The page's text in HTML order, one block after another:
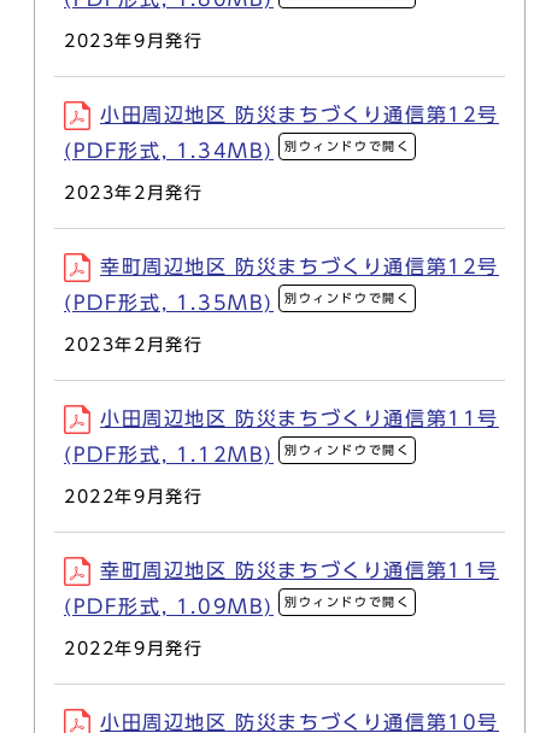
2023年9月発行
小田周辺地区 防災まちづくり通信第12号
(PDF形式, 1.34MB)
別ウィンドウで開く
2023年2月発行
幸町周辺地区 防災まちづくり通信第12号
(PDF形式, 1.35MB)
別ウィンドウで開く
2023年2月発行
小田周辺地区 防災まちづくり通信第11号
(PDF形式, 1.12MB)
別ウィンドウで開く
2022年9月発行
幸町周辺地区 防災まちづくり通信第11号
(PDF形式, 1.09MB)
別ウィンドウで開く
2022年9月発行
小田周辺地区 防災まちづくり通信第10号